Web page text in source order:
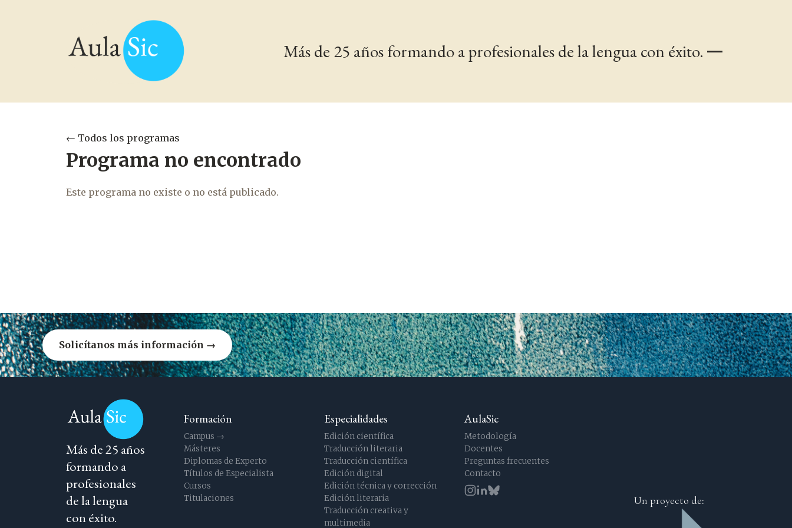
Más de 25 años formando a profesionales de la lengua con éxito.
← Todos los programas
Programa no encontrado
Este programa no existe o no está publicado.
Solicítanos más información →
Más de 25 años
formando a
profesionales
de la lengua
con éxito.
Formación
Campus →
Másteres
Diplomas de Experto
Títulos de Especialista
Cursos
Titulaciones
Especialidades
Edición científica
Traducción literaria
Traducción científica
Edición digital
Edición técnica y corrección
Edición literaria
Traducción creativa y
multimedia
AulaSic
Metodología
Docentes
Preguntas frecuentes
Contacto
Un proyecto de: